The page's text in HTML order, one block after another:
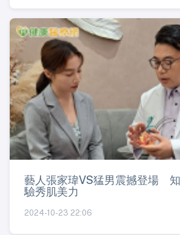
藝人張家瑋VS猛男震撼登場
驗秀肌美力
2024-10-23 22:06